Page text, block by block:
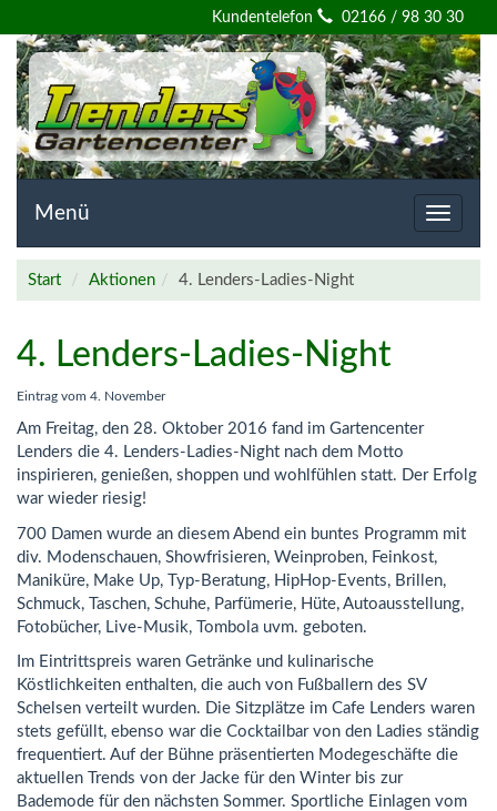
Willkommen
auf
der
Homepage
von
Lenders
Gartencenter
Kundentelefon 02166 / 98 30 30
Toggle
Menü
Start Aktionen 4. Lenders-Ladies-Night
4. Lenders-Ladies-Night
Eintrag vom 4. November
Am Freitag, den 28. Oktober 2016 fand im Gartencenter
Lenders die 4. Lenders-Ladies-Night nach dem Motto
inspirieren, genießen, shoppen und wohlfühlen statt. Der Erfolg
war wieder riesig!
700 Damen wurde an diesem Abend ein buntes Programm mit
div. Modenschauen, Showfrisieren, Weinproben, Feinkost,
Maniküre, Make Up, Typ-Beratung, HipHop-Events, Brillen,
Schmuck, Taschen, Schuhe, Parfümerie, Hüte, Autoausstellung,
Fotobücher, Live-Musik, Tombola uvm. geboten.
Im Eintrittspreis waren Getränke und kulinarische
Köstlichkeiten enthalten, die auch von Fußballern des SV
Schelsen verteilt wurden. Die Sitzplätze im Cafe Lenders waren
stets gefüllt, ebenso war die Cocktailbar von den Ladies ständig
frequentiert. Auf der Bühne präsentierten Modegeschäfte die
aktuellen Trends von der Jacke für den Winter bis zur
Bademode für den nächsten Sommer. Sportliche Einlagen vom